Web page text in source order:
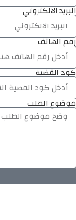
البريد الالكتروني
رقم الهاتف
كود القضية
موضوع الطلب